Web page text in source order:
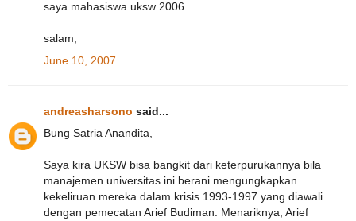
saya mahasiswa uksw 2006.
salam,
June 10, 2007
andreasharsono said...
Bung Satria Anandita,
Saya kira UKSW bisa bangkit dari keterpurukannya bila
manajemen universitas ini berani mengungkapkan
kekeliruan mereka dalam krisis 1993-1997 yang diawali
dengan pemecatan Arief Budiman. Menariknya, Arief